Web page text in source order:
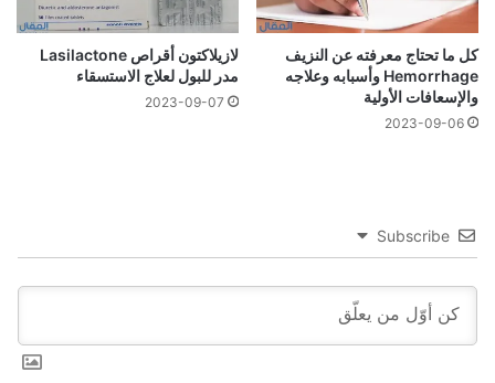
كل ما تحتاج معرفته عن النزيف
Hemorrhage وأسبابه وعلاجه
والإسعافات الأولية
2023-09-06
لازيلاكتون أقراص Lasilactone
مدر للبول لعلاج الاستسقاء
2023-09-07
Subscribe